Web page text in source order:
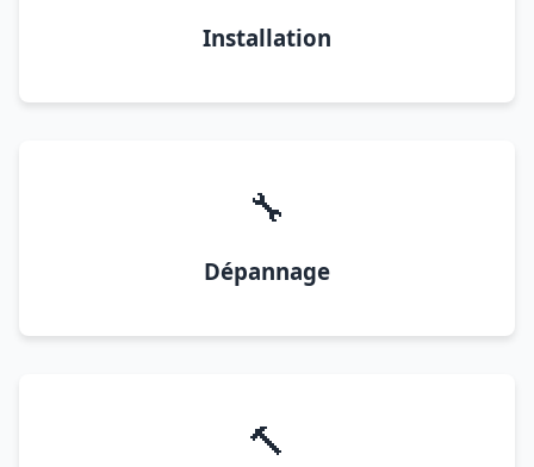
Installation
🔧
Dépannage
🔨